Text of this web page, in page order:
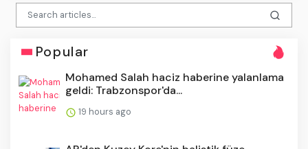
Popular
Mohamed Salah haciz haberine yalanlama
geldi: Trabzonspor'da...
19 hours ago